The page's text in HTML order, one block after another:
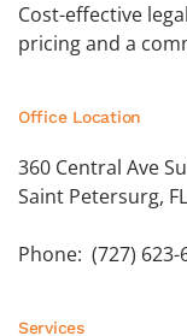
Cost-effective
pricing and a
Office Location
360 Central Ave
Saint Petersurg,
Phone: (727) 623-
Services